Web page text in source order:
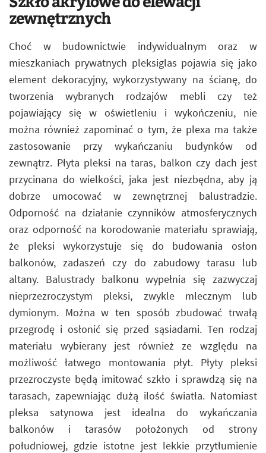
zewnętrznych
Choć w budownictwie indywidualnym oraz w
mieszkaniach prywatnych pleksiglas pojawia się jako
element dekoracyjny, wykorzystywany na ścianę, do
tworzenia wybranych rodzajów mebli czy też
pojawiający się w oświetleniu i wykończeniu, nie
można również zapominać o tym, że plexa ma także
zastosowanie przy wykańczaniu budynków od
zewnątrz. Płyta pleksi na taras, balkon czy dach jest
przycinana do wielkości, jaka jest niezbędna, aby ją
dobrze umocować w zewnętrznej balustradzie.
Odporność na działanie czynników atmosferycznych
oraz odporność na korodowanie materiału sprawiają,
że pleksi wykorzystuje się do budowania osłon
balkonów, zadaszeń czy do zabudowy tarasu lub
altany. Balustrady balkonu wypełnia się zazwyczaj
nieprzezroczystym pleksi, zwykle mlecznym lub
dymionym. Można w ten sposób zbudować trwałą
przegrodę i osłonić się przed sąsiadami. Ten rodzaj
materiału wybierany jest również ze względu na
możliwość łatwego montowania płyt. Płyty pleksi
przezroczyste będą imitować szkło i sprawdzą się na
tarasach, zapewniając dużą ilość światła. Natomiast
pleksa satynowa jest idealna do wykańczania
balkonów i tarasów położonych od strony
południowej, gdzie istotne jest lekkie przytłumienie